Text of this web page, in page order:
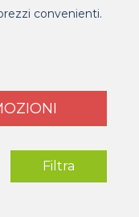
convenienti.
Filtra